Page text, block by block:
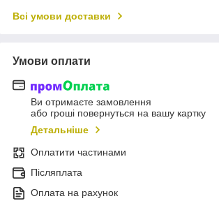
Всі умови доставки
Умови оплати
Ви отримаєте замовлення
або гроші повернуться на вашу картку
Детальніше
Оплатити частинами
Післяплата
Оплата на рахунок